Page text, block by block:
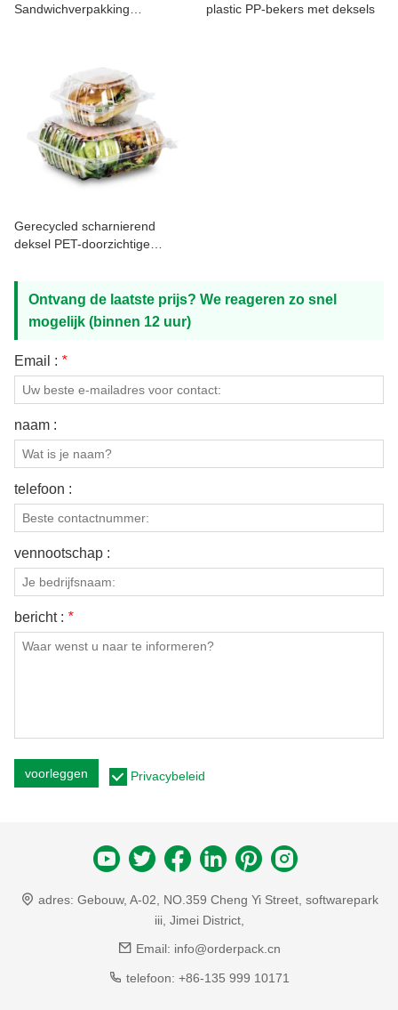
Sandwichverpakking
plastic PP-bekers met deksels
Gerecycled scharnierend
deksel PET-doorzichtige
Ontvang de laatste prijs? We reageren zo snel
mogelijk (binnen 12 uur)
Email : *
naam :
telefoon :
vennootschap :
bericht : *
voorleggen Privacybeleid
adres: Gebouw, A-02, NO.359 Cheng Yi Street, softwarepark
iii, Jimei District,
Email: info@orderpack.cn
telefoon: +86-135 999 10171